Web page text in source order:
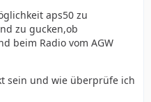
aps50 zu
zu gucken,ob
beim Radio vom AGW
sein und wie überprüfe ich